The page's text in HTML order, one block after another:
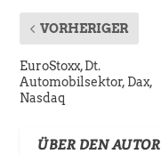
VORHERIGER
EuroStoxx, Dt.
Automobilsektor, Dax,
Nasdaq
ÜBER DEN AUTOR